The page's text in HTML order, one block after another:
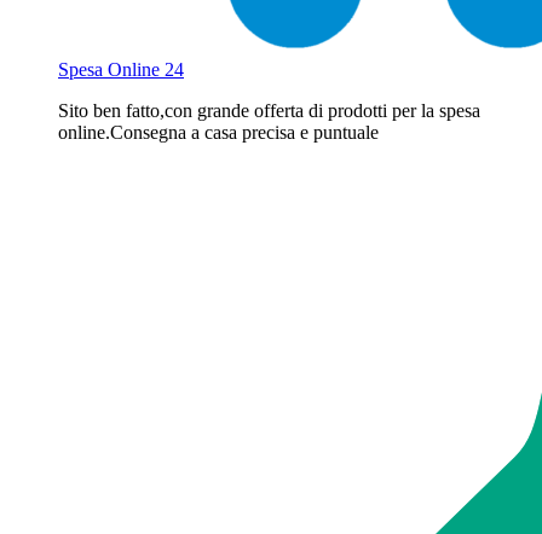
Spesa Online 24
Sito ben fatto,con grande offerta di prodotti per la spesa
online.Consegna a casa precisa e puntuale